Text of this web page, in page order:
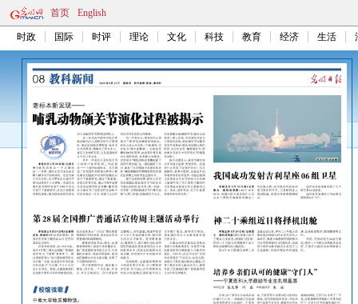
首页 English
时政 国际 时评 理论 文化 科技 教育 经济 生活